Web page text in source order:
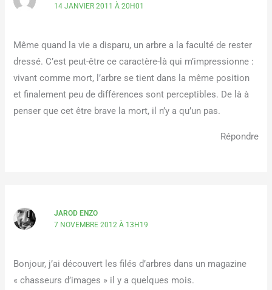
14 JANVIER 2011 À 20H01
Même quand la vie a disparu, un arbre a la faculté de rester
dressé. C’est peut-être ce caractère-là qui m’impressionne :
vivant comme mort, l’arbre se tient dans la même position
et finalement peu de différences sont perceptibles. De là à
penser que cet être brave la mort, il n’y a qu’un pas.
Répondre
JAROD ENZO
7 NOVEMBRE 2012 À 13H19
Bonjour, j’ai découvert les filés d’arbres dans un magazine
« chasseurs d’images » il y a quelques mois.